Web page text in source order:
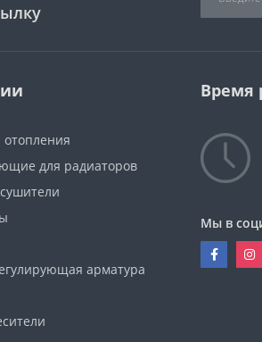
для радиаторов
арматура
Время
Мы в